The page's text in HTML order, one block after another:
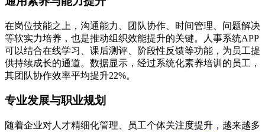
在岗位技能之上，沟通能力、团队协作、时间管理、问题解决
等软实力培养，也是推动组织效能提升的关键。人事系统APP
可以结合在线学习、课后测评、阶段性反馈等功能，为员工提
供持续成长的通道。数据显示，经过系统化素养培训的员工，
其团队协作效率平均提升22%。
专业发展与职业规划
随着企业对人才精细化管理、员工个体关注度提升，越来越多